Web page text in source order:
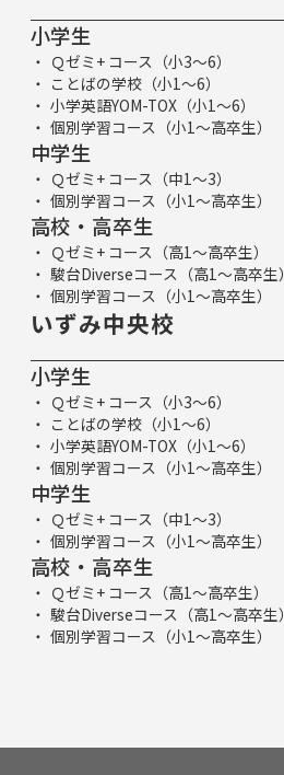
小学生
Ｑゼミ+ コース（小3～6）
ことばの学校（小1～6）
小学英語YOM-TOX（小1～6）
個別学習コース（小1～高卒生）
中学生
Ｑゼミ+ コース（中1～3）
個別学習コース（小1～高卒生）
高校・高卒生
Ｑゼミ+ コース（高1～高卒生）
駿台Diverseコース（高1～高卒生）
個別学習コース（小1～高卒生）
いずみ中央校
小学生
Ｑゼミ+ コース（小3～6）
ことばの学校（小1～6）
小学英語YOM-TOX（小1～6）
個別学習コース（小1～高卒生）
中学生
Ｑゼミ+ コース（中1～3）
個別学習コース（小1～高卒生）
高校・高卒生
Ｑゼミ+ コース（高1～高卒生）
駿台Diverseコース（高1～高卒生）
個別学習コース（小1～高卒生）